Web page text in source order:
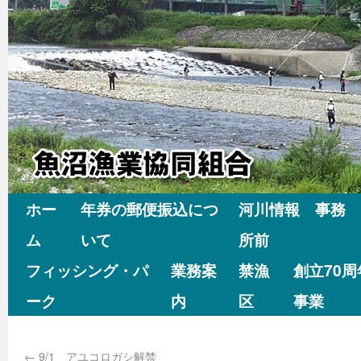
ホー
ム
年券の郵便振込につ
いて
河川情報 事務
所前
フィッシング・パ
ーク
業務案
内
禁漁
区
創立70
事業
← 9/1 アユコロガシ解禁